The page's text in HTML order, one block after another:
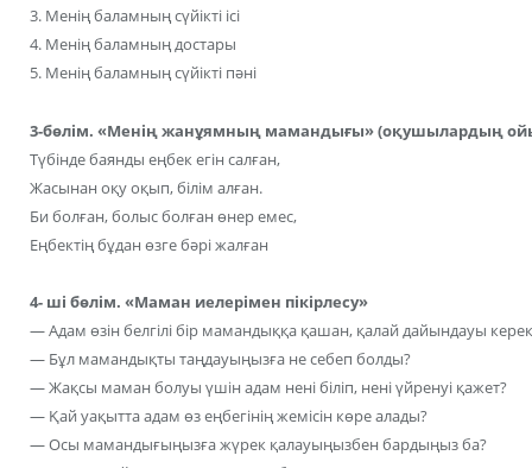
3. Менің баламның сүйікті ісі
4. Менің баламның достары
5. Менің баламның сүйікті пәні
3-бөлім. «Менің жанұямның мамандығы» (оқушылардың
Түбінде баянды еңбек егін салған,
Жасынан оқу оқып, білім алған.
Би болған, болыс болған өнер емес,
Еңбектің бұдан өзге бәрі жалған
4- ші бөлім. «Маман иелерімен пікірлесу»
— Адам өзін белгілі бір мамандыққа қашан, қалай дайындауы
— Бұл мамандықты таңдауыңызға не себеп болды?
— Жақсы маман болуы үшін адам нені біліп, нені үйренуі қажет?
— Қай уақытта адам өз еңбегінің жемісін көре алады?
— Осы мамандығыңызға жүрек қалауыңызбен бардыңыз ба?